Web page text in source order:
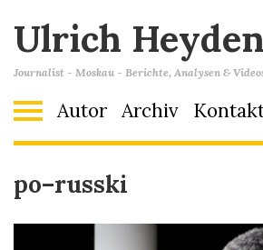
Ulrich Heyden
Journalist - Moskau - Berichte, Analysen &
Autor Archiv
po–russki